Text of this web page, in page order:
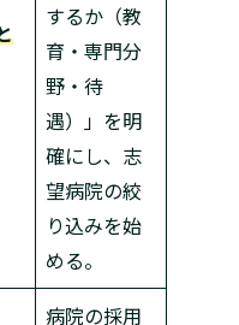
するか（教
育・専門分
野・待
遇）」を明
確にし、志
望病院の絞
り込みを始
める。
病院の採用